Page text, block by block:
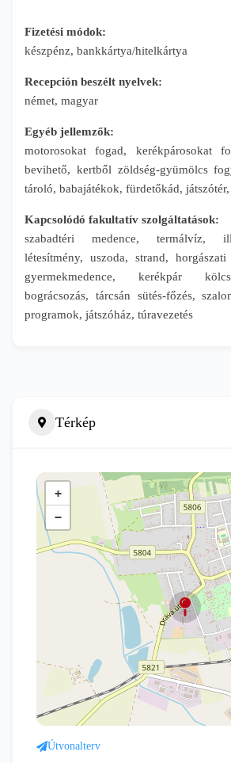
Fizetési módok:
készpénz, bankkártya/hitelkártya
Recepción beszélt nyelvek:
német, magyar
Egyéb jellemzők:
motorosokat fogad, kerékpárosokat
bevihető, kertből zöldség-gyümölcs
tároló, babajátékok, fürdetőkád, játszótér,
Kapcsolódó fakultatív szolgáltatások:
szabadtéri medence, termálvíz,
létesítmény, uszoda, strand,
gyermekmedence, kerékpár
bográcsozás, tárcsán sütés-főzés,
programok, játszóház, túravezetés
Térkép
+
−
Útvonalterv